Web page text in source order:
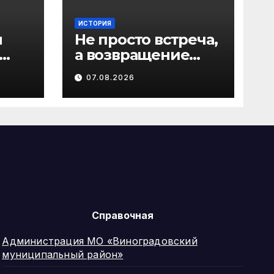
ИСТОРИЯ
Не просто встреча,
а возвращение
домой: поход на
родину предков в
Виноградовском
07.08.2026
Справочная
Администрация МО «Виноградовский
муниципальный район»